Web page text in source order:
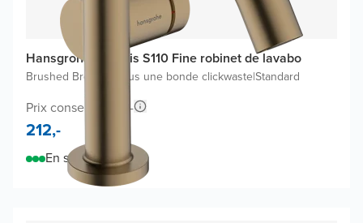
Hansgrohe Tecturis S110 Fine robinet de lavabo
Brushed Bronze Inclus une bonde clickwaste|Standard
Prix conseillé 356,-
212,-
En stock